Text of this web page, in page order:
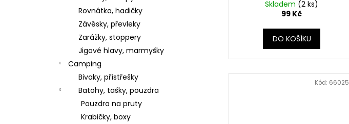
Rovnátka, hadičky
Závěsky, převleky
Zarážky, stoppery
Jigové hlavy, marmyšky
Camping
Bivaky, přístřešky
Batohy, tašky, pouzdra
Pouzdra na pruty
Krabičky, boxy
Skladem (2 ks)
99 Kč
DO KOŠÍKU
Kód: 66025